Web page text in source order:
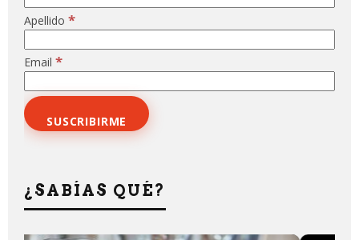
Apellido *
Email *
¿SABÍAS QUÉ?